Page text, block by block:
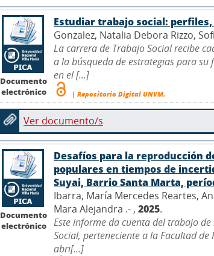
Documento
electrónico
Estudiar trabajo social:
Gonzalez, Natalia Debora Rizzo,
La carrera de Trabajo Social recibe
a la búsqueda de estrategias para su
en el [...]
| Repositorio Digital UNVM.
Ver documento/s
Documento
electrónico
Desafíos para la reproducción
populares en tiempos de
Suyai, Barrio Santa Marta,
Ibarra, María Mercedes Reartes,
Mara Alejandra .- , 2025.
Este informe da cuenta del trabajo
Social, perteneciente a la Facultad
abri[...]